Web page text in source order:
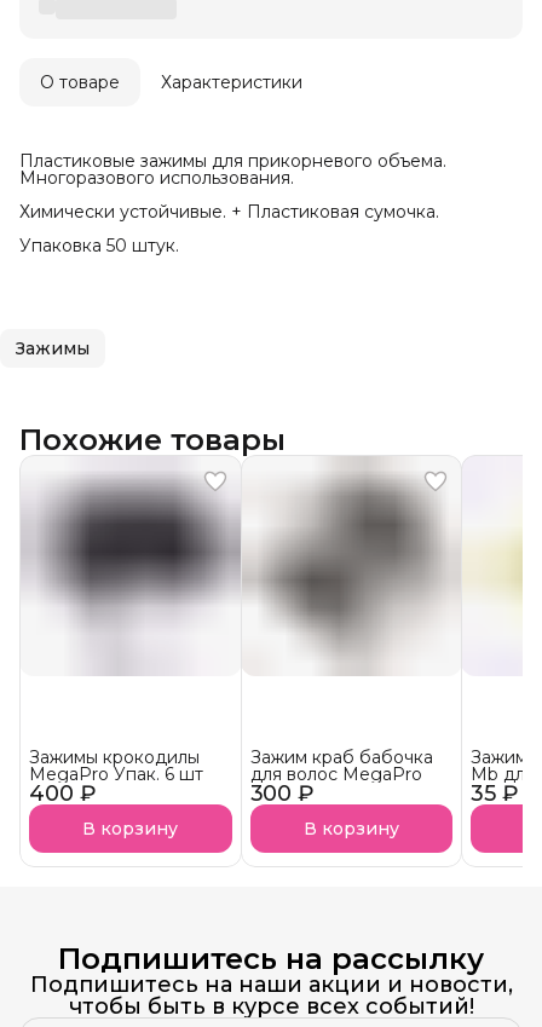
О товаре Характеристики
Пластиковые зажимы для прикорневого объема.
Многоразового использования.
Химически устойчивые. + Пластиковая сумочка.
Упаковка 50 штук.
Зажимы
Похожие товары
400 ₽
Зажимы крокодилы
MegaPro Упак. 6 шт
В корзину
300 ₽
Зажим краб бабочка
для волос MegaPro
В корзину
35 ₽
Зажим
Mb для
Подпишитесь на рассылку
Подпишитесь на наши акции и новости,
чтобы быть в курсе всех событий!